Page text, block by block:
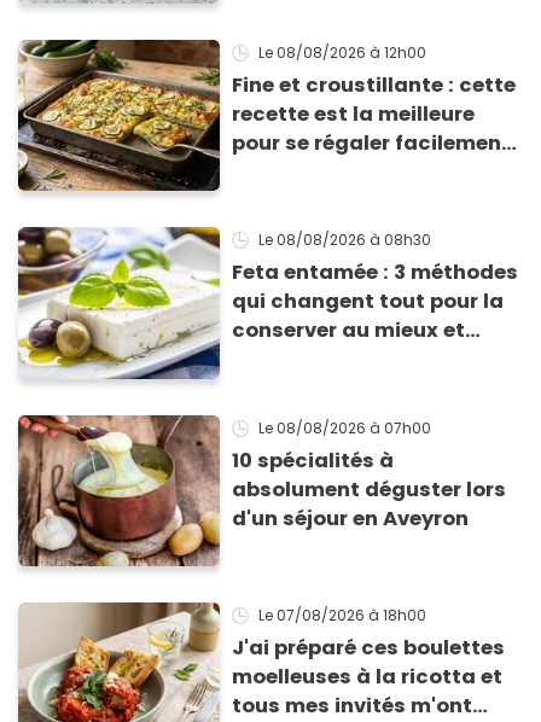
Le 08/08/2026 à 12h00
Fine et croustillante : cette
recette est la meilleure
pour se régaler facilement
Le 08/08/2026 à 08h30
Feta entamée : 3 méthodes
qui changent tout pour la
conserver au mieux et
Le 08/08/2026 à 07h00
10 spécialités à
absolument déguster lors
d'un séjour en Aveyron
Le 07/08/2026 à 18h00
J'ai préparé ces boulettes
moelleuses à la ricotta et
tous mes invités m'ont